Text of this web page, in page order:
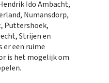
Ido Ambacht,
Numansdorp,
Puttershoek,
Strijen en
er een ruime
is het mogelijk om